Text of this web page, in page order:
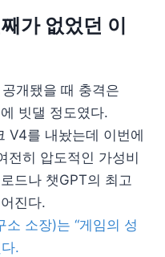
가 없었던 이
개됐을 때 충격은
빗댈 정도였다.
V4를 내놨는데 이번에
전히 압도적인 가성비
드나 챗GPT의 최고
진다.
소장)는 “게임의 성
.